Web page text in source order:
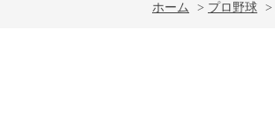
ホーム > プロ野球 >